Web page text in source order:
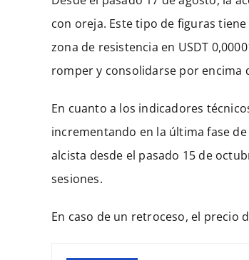
con oreja. Este tipo de figuras
zona de resistencia en USDT
romper y consolidarse por encima
En cuanto a los indicadores
incrementando en la última fase
alcista desde el pasado 15 de
sesiones.
En caso de un retroceso, el precio